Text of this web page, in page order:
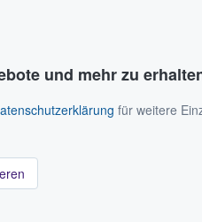
und mehr zu
für weitere